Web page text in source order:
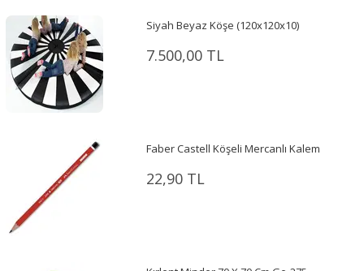
Siyah Beyaz Köşe (120x120x10)
7.500,00 TL
Faber Castell Köşeli Mercanlı Kalem
22,90 TL